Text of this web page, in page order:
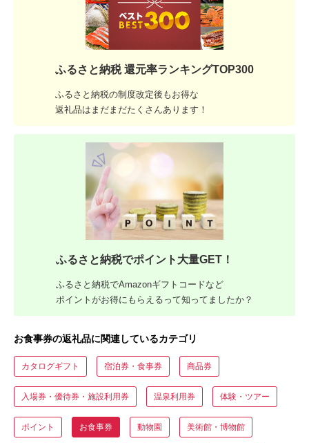
ふるさと納税 還元率ランキングTOP300
ふるさと納税の制度改定後もお得な
返礼品はまだまだたくさんあります！
ふるさと納税でポイント大量GET！
ふるさと納税でAmazonギフトコードなど
ポイントがお得にもらえるって知ってましたか？
お食事券の返礼品に関連しているカテゴリ
カタログギフト 宿泊券・食事券 商品券
入場券・優待券・施設利用券 温泉利用券 体験・ツアー
ポイント お食事券 動物園 美術館・博物館